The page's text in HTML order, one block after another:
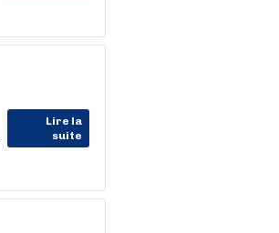
Lire la
suite